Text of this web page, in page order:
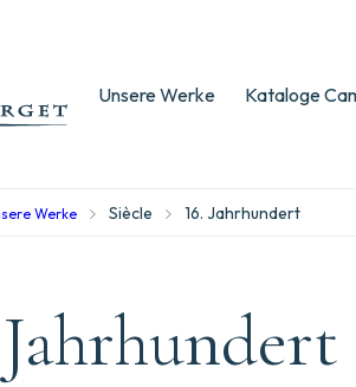
Unsere Werke Kataloge
Werke Siècle 16. Jahrhundert
Jahrhundert